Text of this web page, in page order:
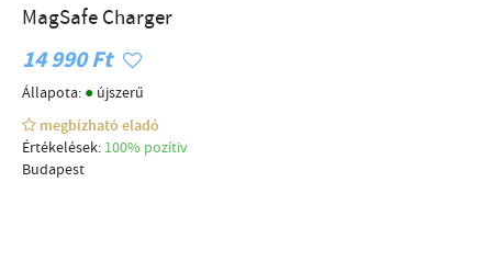
MagSafe Charger
14 990 Ft
Állapota: ● újszerű
megbízható eladó
Értékelések: 100% pozítiv
Budapest